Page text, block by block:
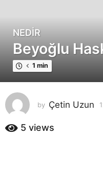
1
2
a
y
a
g
o
2
NEDIR
Beyoğlu
1 min
by Çetin Uzun
5 views